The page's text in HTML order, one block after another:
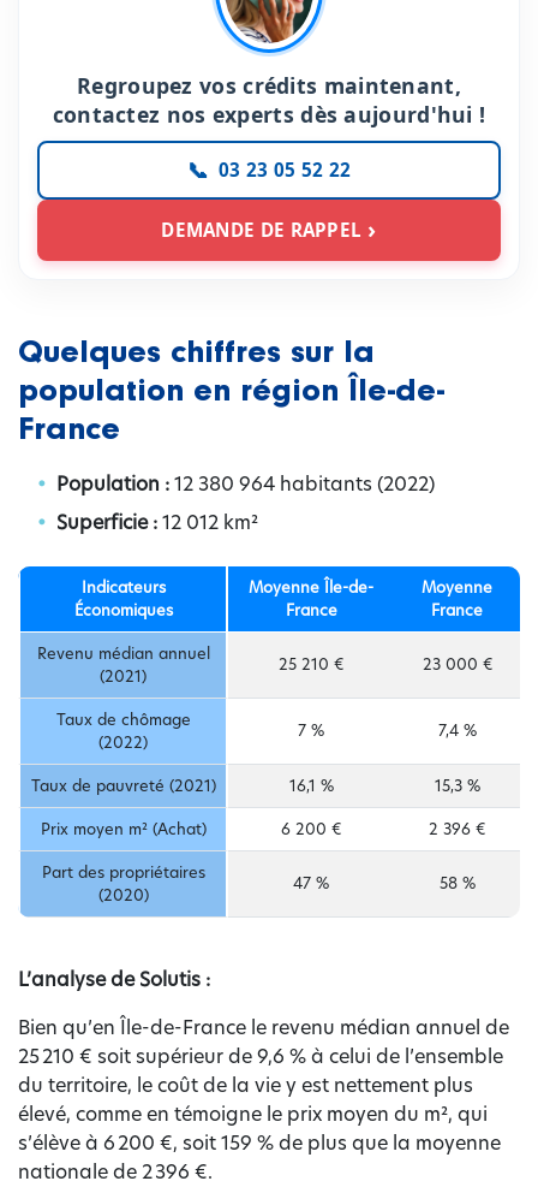
Regroupez vos crédits maintenant,
contactez nos experts dès aujourd'hui !
03 23 05 52 22
DEMANDE DE RAPPEL
Quelques chiffres sur la
population en région Île-de-
France
Population :12 380 964 habitants (2022)
Superficie :12 012 km²
Indicateurs
Économiques
Moyenne Île-de-
France
Moyenne
France
Revenu médian annuel
(2021)
25 210 € 23 000 €
Taux de chômage
(2022)
7 % 7,4 %
Taux de pauvreté (2021) 16,1 % 15,3 %
Prix moyen m² (Achat) 6 200 € 2 396 €
Part des propriétaires
(2020)
47 % 58 %
L’analyse de Solutis :
Bien qu’en Île-de-France le revenu médian annuel de
25 210 € soit supérieur de 9,6 % à celui de l’ensemble
du territoire, le coût de la vie y est nettement plus
élevé, comme en témoigne le prix moyen du m², qui
s’élève à 6 200 €, soit 159 % de plus que la moyenne
nationale de 2 396 €.